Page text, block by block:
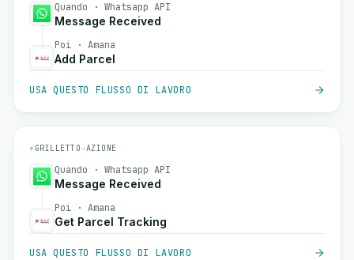
Quando · Whatsapp API
Message Received
Poi · Amana
Add Parcel
USA QUESTO FLUSSO DI LAVORO
⚡ GRILLETTO→AZIONE
Quando · Whatsapp API
Message Received
Poi · Amana
Get Parcel Tracking
USA QUESTO FLUSSO DI LAVORO